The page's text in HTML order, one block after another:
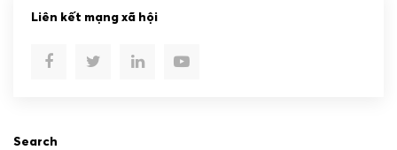
Liên kết mạng xã hội
Search